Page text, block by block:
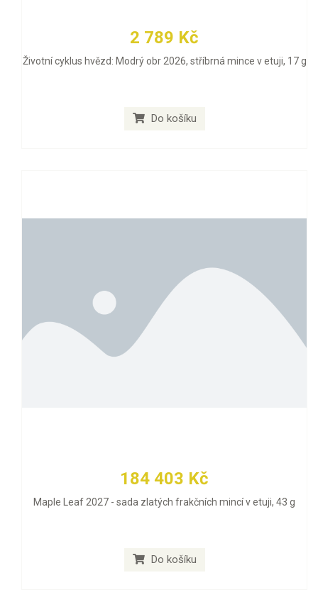
2 789 Kč
Životní cyklus hvězd: Modrý obr 2026, stříbrná mince v etuji, 17 g
Do košíku
184 403 Kč
Maple Leaf 2027 - sada zlatých frakčních mincí v etuji, 43 g
Do košíku